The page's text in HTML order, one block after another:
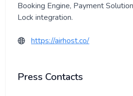
Booking Engine, Payment
Lock integration.
https://airhost.co/
Press Contacts